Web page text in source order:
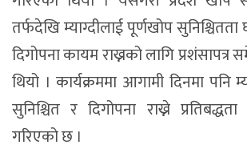
तर्फदेखि म्याग्दीलाई पूर्णखोप
दिगोपना कायम राख्नको लागि प्रशंसापत्र
थियो । कार्यक्रममा आगामी दिनमा पनि
सुनिश्चित र दिगोपना राख्ने
गरिएको छ ।